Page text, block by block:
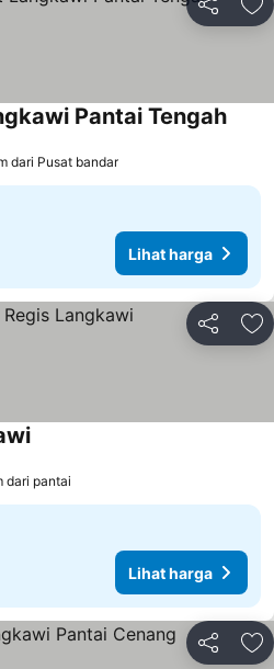
Kongsi
Pantai Tengah
dari Pusat bandar
Lihat harga
Kongsi
dari pantai
Lihat harga
Kongsi